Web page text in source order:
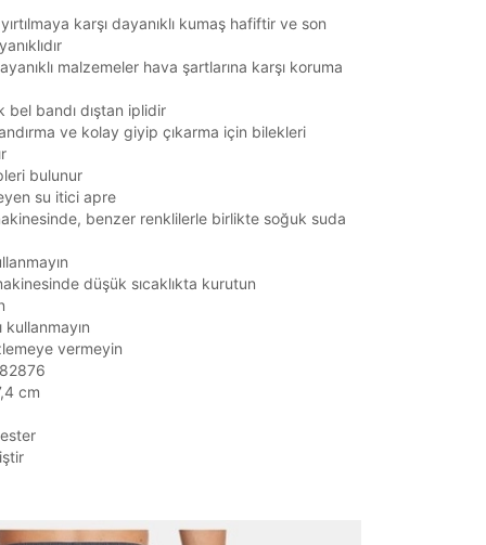
karşı dayanıklı kumaş hafiftir ve son
malzemeler hava şartlarına karşı koruma
bel bandı dıştan iplidir
ve kolay giyip çıkarma için bilekleri
bulunur
su itici apre
benzer renklilerle birlikte soğuk suda
düşük sıcaklıkta kurutun
kullanmayın
vermeyin
cm